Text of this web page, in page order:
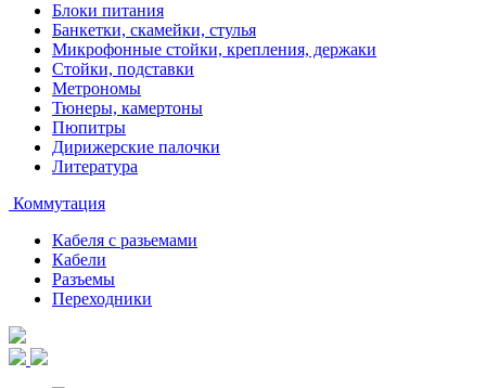
Блоки питания
Банкетки, скамейки, стулья
Микрофонные стойки, крепления, держаки
Стойки, подставки
Метрономы
Тюнеры, камертоны
Пюпитры
Дирижерские палочки
Литература
Коммутация
Кабеля с разьемами
Кабели
Разъемы
Переходники